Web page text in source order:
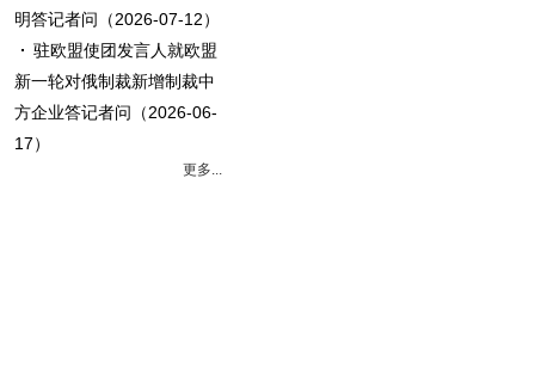
明答记者问 （2026-07-12）
驻欧盟使团发言人就欧盟
新一轮对俄制裁新增制裁中
方企业答记者问 （2026-06-
17）
更多...